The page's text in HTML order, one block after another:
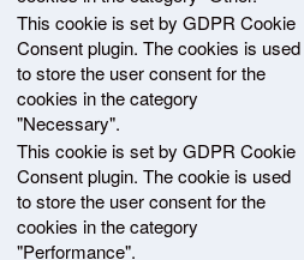
This cookie is set by GDPR Cookie
Consent plugin. The cookies is used
to store the user consent for the
cookies in the category
"Necessary".
This cookie is set by GDPR Cookie
Consent plugin. The cookie is used
to store the user consent for the
cookies in the category
"Performance".